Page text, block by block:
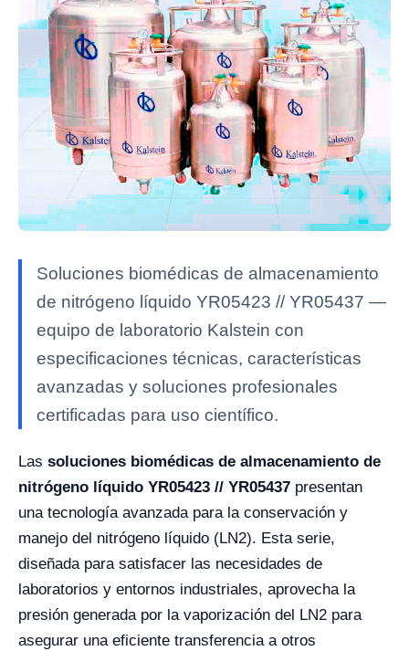
Soluciones biomédicas de almacenamiento
de nitrógeno líquido YR05423 // YR05437 —
equipo de laboratorio Kalstein con
especificaciones técnicas, características
avanzadas y soluciones profesionales
certificadas para uso científico.
Las soluciones biomédicas de almacenamiento de
nitrógeno líquido YR05423 // YR05437 presentan
una tecnología avanzada para la conservación y
manejo del nitrógeno líquido (LN2). Esta serie,
diseñada para satisfacer las necesidades de
laboratorios y entornos industriales, aprovecha la
presión generada por la vaporización del LN2 para
asegurar una eficiente transferencia a otros